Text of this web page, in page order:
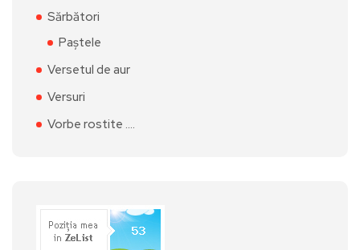
Sărbători
Paștele
Versetul de aur
Versuri
Vorbe rostite ….